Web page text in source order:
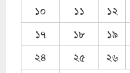
১০
১১ ১২
১৭
১৮ ১৯
২৪
২৫ ২৬